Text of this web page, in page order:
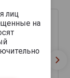
лиц
на